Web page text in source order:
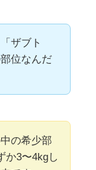
ザブト
位なんだ
の希少部
か3〜4kgし